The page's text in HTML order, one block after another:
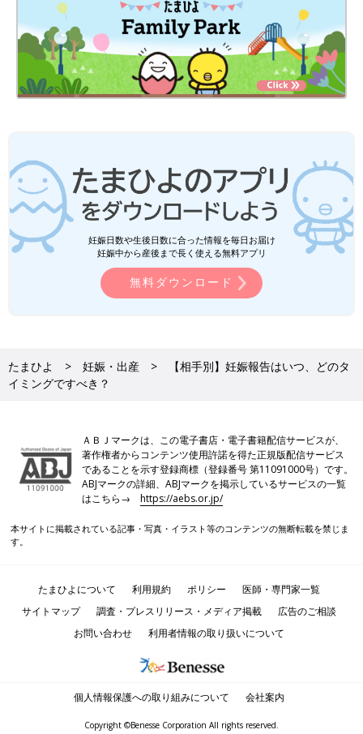
妊娠日数や生後日数に合った情報を毎日お届け
妊娠中から産後まで長く使える無料アプリ
無料ダウンロード
たまひよ 妊娠・出産
【相手別】妊娠報告はいつ、どのタ
イミングですべき？
ＡＢＪマークは、この電子書店・電子書籍配信サービスが、
著作権者からコンテンツ使用許諾を得た正規版配信サービス
であることを示す登録商標（登録番号 第11091000号）です。
ABJマークの詳細、ABJマークを掲示しているサービスの一覧
はこちら→https://aebs.or.jp/
本サイトに掲載されている記事・写真・イラスト等のコンテンツの無断転載を禁じま
す。
たまひよについて 利用規約 ポリシー
医師・専門家一覧
サイトマップ
調査・プレスリリース・メディア掲載
広告のご相談
お問い合わせ
利用者情報の取り扱いについて
個人情報保護への取り組みについて 会社案内
Copyright ©Benesse Corporation All rights reserved.